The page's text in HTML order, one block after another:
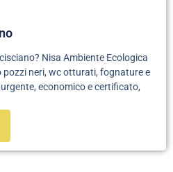
Nisa Ambiente Ecologica
pozzi neri, wc otturati, fognature e
economico e certificato,